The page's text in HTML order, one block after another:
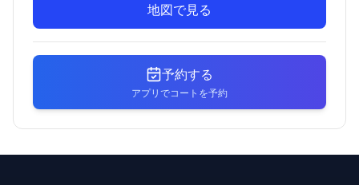
地図で見る
予約する
アプリでコートを予約